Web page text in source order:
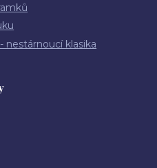
nestárnoucí klasika